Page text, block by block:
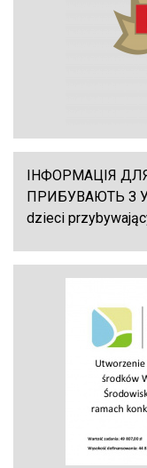
ІНФОРМАЦІЯ
ПРИБУВАЮТЬ З
dzieci